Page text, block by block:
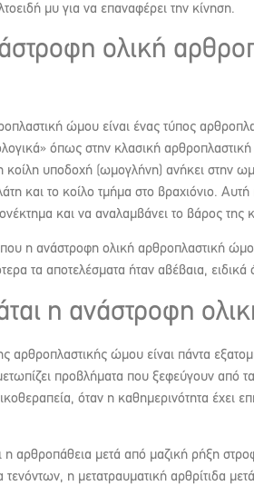
μυ για να επαναφέρει την κίνηση.
ολική
ώμου είναι ένας τύπος
όπως στην κλασική
κοίλη υποδοχή (ωμογλήνη) ανήκει στην
και το κοίλο τμήμα στο βραχιόνιο.
και να αναλαμβάνει το βάρος της
που η ανάστροφη ολική αρθροπλαστική
τα αποτελέσματα ήταν αβέβαια,
η ανάστροφη
αρθροπλαστικής ώμου είναι πάντα
προβλήματα που ξεφεύγουν από
όταν η καθημερινότητα έχει
η αρθροπάθεια μετά από μαζική ρήξη
τενόντων, η μετατραυματική αρθρίτιδα